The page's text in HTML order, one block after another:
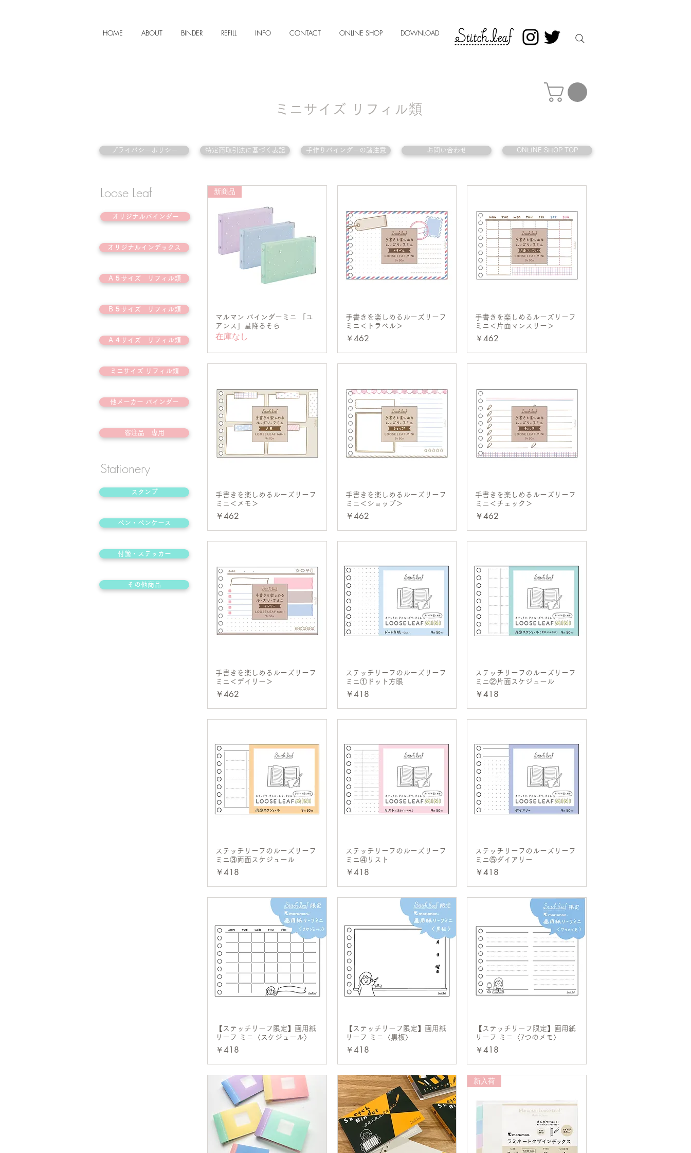
HOME ABOUT BINDER REFILL INFO CONTACT ONLINE SHOP DOWNLOAD
ミニサイズ リフィル類
プライバシーポリシー 特定商取引法に基づく表記 手作りバインダーの諸注意 お問い合わせ ONLINE SHOP TOP
Loose Leaf
オリジナルバインダー
オリジナルインデックス
Ａ５サイズ リフィル類
Ｂ５サイズ リフィル類
Ａ４サイズ リフィル類
ミニサイズ リフィル類
他メーカー バインダー
客注品 専用
Stationery
スタンプ
ペン・ペンケース
付箋・ステッカー
その他商品
クイックビュー
新商品
マルマン バインダーミニ 「ユ
アンス」星降るそら
在庫なし
クイックビュー
手書きを楽しめるルーズリーフ
ミニ＜トラベル＞
価格
￥462
クイックビュー
手書きを楽しめるルーズリーフ
ミニ＜片面マンスリー＞
価格
￥462
クイックビュー
手書きを楽しめるルーズリーフ
ミニ＜メモ＞
価格
￥462
クイックビュー
手書きを楽しめるルーズリーフ
ミニ＜ショップ＞
価格
￥462
クイックビュー
手書きを楽しめるルーズリーフ
ミニ＜チェック＞
価格
￥462
クイックビュー
手書きを楽しめるルーズリーフ
ミニ＜デイリー＞
価格
￥462
クイックビュー
ステッチリーフのルーズリーフ
ミニ①ドット方眼
価格
￥418
クイックビュー
ステッチリーフのルーズリーフ
ミニ②片面スケジュール
価格
￥418
クイックビュー
ステッチリーフのルーズリーフ
ミニ③両面スケジュール
価格
￥418
クイックビュー
ステッチリーフのルーズリーフ
ミニ④リスト
価格
￥418
クイックビュー
ステッチリーフのルーズリーフ
ミニ⑤ダイアリー
価格
￥418
クイックビュー
【ステッチリーフ限定】画用紙
リーフ ミニ〈スケジュール〉
価格
￥418
クイックビュー
【ステッチリーフ限定】画用紙
リーフ ミニ〈黒板〉
価格
￥418
クイックビュー
【ステッチリーフ限定】画用紙
リーフ ミニ〈7つのメモ〉
価格
￥418
新入荷